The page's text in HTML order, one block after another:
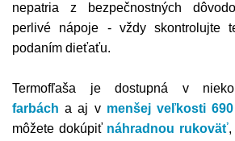
nepatria z bezpečnostných
perlivé nápoje - vždy skontrolujte
podaním dieťaťu.
Termofľaša je dostupná v
farbách a aj v menšej veľkosti 690
môžete dokúpiť náhradnou rukoväť